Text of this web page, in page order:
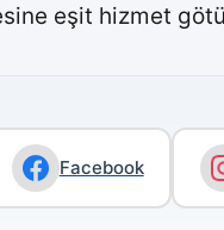
eşit hizmet
Facebook